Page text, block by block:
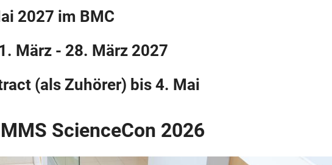
2027 im BMC
März - 28. März 2027
(als Zuhörer) bis 4. Mai
ScienceCon 2026